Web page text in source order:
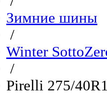
Зимние шины
/
Winter
/
Pirelli 275/